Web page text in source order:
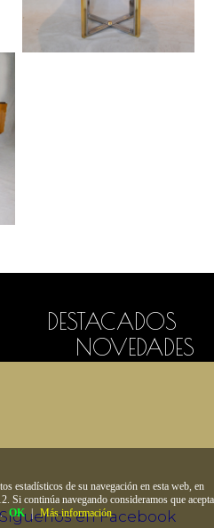
DESTACADOS
NOVEDADES
estadísticos de su navegación en esta web, en
Si continúa navegando consideramos que acepta
OK | Más información